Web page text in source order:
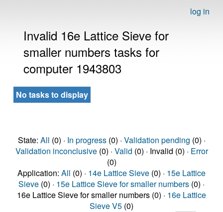
log in
Invalid 16e Lattice Sieve for
smaller numbers tasks for
computer 1943803
No tasks to display
State: All (0) · In progress(0) · Validation pending (0) ·
Validation inconclusive(0) · Valid (0) · Invalid (0) · Error
(0)
Application: All (0) · 14e Lattice Sieve (0) · 15e Lattice
Sieve (0) · 15e Lattice Sieve for smaller numbers (0) ·
16e Lattice Sieve for smaller numbers (0) · 16e Lattice
Sieve V5 (0)